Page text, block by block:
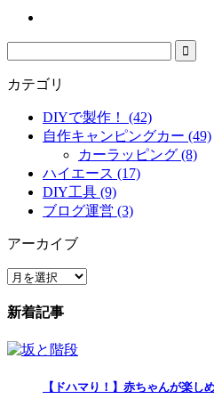
カテゴリ
DIYで製作！ (42)
自作キャンピングカー (49)
カーラッピング (8)
ハイエース (17)
DIY工具 (9)
ブログ運営 (3)
アーカイブ
ア
カ
ブ
新着記事
【ドハマり！】赤ちゃんが楽し